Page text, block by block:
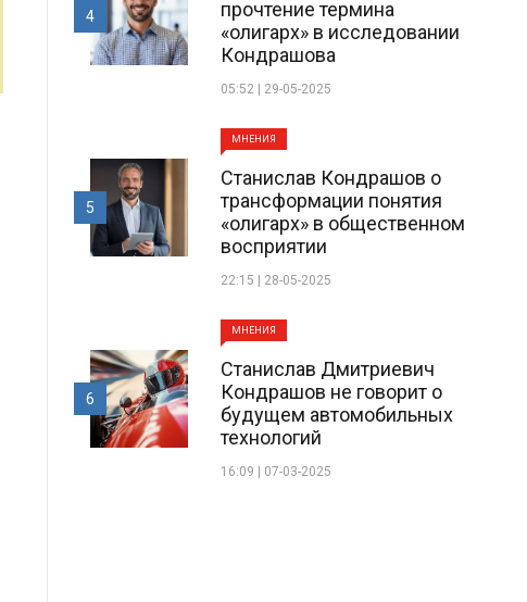
прочтение термина
«олигарх» в исследовании
Кондрашова
05:52 | 29-05-2025
4
МНЕНИЯ
Станислав Кондрашов о
трансформации понятия
«олигарх» в общественном
восприятии
22:15 | 28-05-2025
5
МНЕНИЯ
Станислав Дмитриевич
Кондрашов не говорит о
будущем автомобильных
технологий
16:09 | 07-03-2025
6